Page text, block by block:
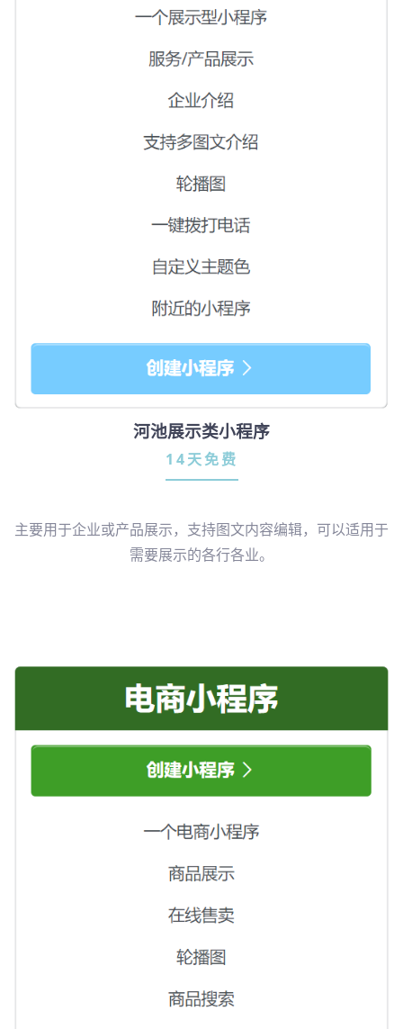
河池展示类小程序
14天免费
主要用于企业或产品展示，支持图文内容编辑，可以适用于
需要展示的各行各业。